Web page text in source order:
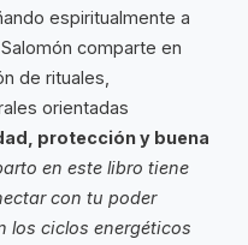
espiritualmente a
comparte en
de rituales,
orientadas
protección y buena
en este libro tiene
con tu poder
los ciclos energéticos